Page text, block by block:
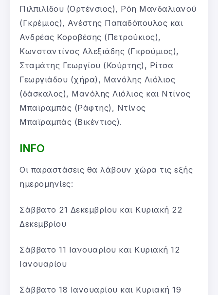
Πιλπιλίδου (Ορτένσιος), Ρόη Μανδαλιανού
(Γκρέμιος), Ανέστης Παπαδόπουλος και
Ανδρέας Κοροβέσης (Πετρούκιος),
Κωνσταντίνος Αλεξιάδης (Γκρούμιος),
Σταμάτης Γεωργίου (Κούρτης), Ρίτσα
Γεωργιάδου (χήρα), Μανόλης Λιόλιος
(δάσκαλος), Μανόλης Λιόλιος και Ντίνος
Μπαϊραμπάς (Ράφτης), Ντίνος
Μπαϊραμπάς (Βικέντιος).
INFO
Οι παραστάσεις θα λάβουν χώρα τις εξής
ημερομηνίες:
Σάββατο 21 Δεκεμβρίου και Κυριακή 22
Δεκεμβρίου
Σάββατο 11 Ιανουαρίου και Κυριακή 12
Ιανουαρίου
Σάββατο 18 Ιανουαρίου και Κυριακή 19